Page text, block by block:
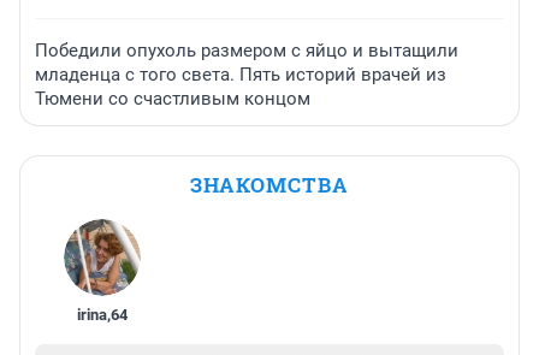
Победили опухоль размером с яйцо и вытащили
младенца с того света. Пять историй врачей из
Тюмени со счастливым концом
ЗНАКОМСТВА
irina,64